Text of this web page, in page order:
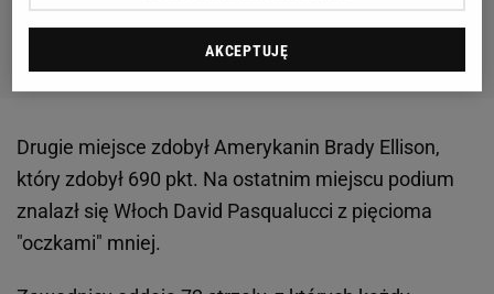
Drugie miejsce zdobył Amerykanin Brady Ellison,
który zdobył 690 pkt. Na ostatnim miejscu podium
znalazł się Włoch David Pasqualucci z pięcioma
"oczkami" mniej.
AKCEPTUJĘ